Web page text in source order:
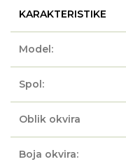
KARAKTERISTIKE
Model:
Spol:
Oblik okvira
Boja okvira: